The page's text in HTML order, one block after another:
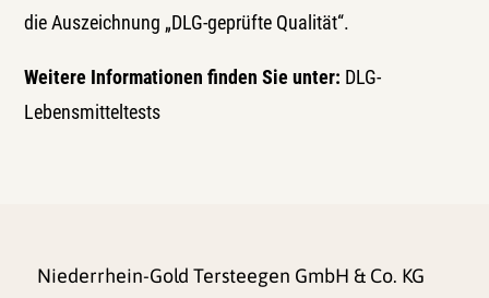
die Auszeichnung „DLG-geprüfte Qualität“.
Weitere Informationen finden Sie unter: DLG-
Lebensmitteltests
Niederrhein-Gold Tersteegen GmbH & Co. KG